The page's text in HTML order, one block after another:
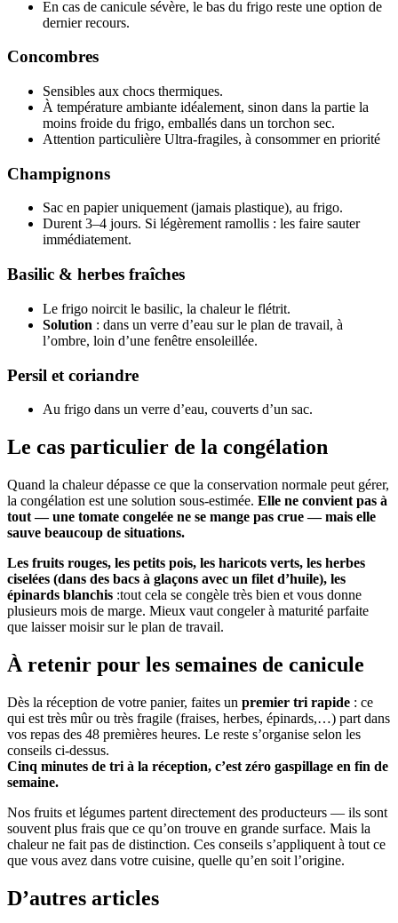
En cas de canicule sévère, le bas du frigo reste une option de
dernier recours.
Concombres
Sensibles aux chocs thermiques.
À température ambiante idéalement, sinon dans la partie la
moins froide du frigo, emballés dans un torchon sec.
Attention particulière Ultra-fragiles, à consommer en priorité
Champignons
Sac en papier uniquement (jamais plastique), au frigo.
Durent 3–4 jours. Si légèrement ramollis : les faire sauter
immédiatement.
Basilic & herbes fraîches
Le frigo noircit le basilic, la chaleur le flétrit.
Solution : dans un verre d’eau sur le plan de travail, à
l’ombre, loin d’une fenêtre ensoleillée.
Persil et coriandre
Au frigo dans un verre d’eau, couverts d’un sac.
Le cas particulier de la congélation
Quand la chaleur dépasse ce que la conservation normale peut gérer,
la congélation est une solution sous-estimée. Elle ne convient pas à
tout — une tomate congelée ne se mange pas crue — mais elle
sauve beaucoup de situations.
Les fruits rouges, les petits pois, les haricots verts, les herbes
ciselées (dans des bacs à glaçons avec un filet d’huile), les
épinards blanchis :tout cela se congèle très bien et vous donne
plusieurs mois de marge. Mieux vaut congeler à maturité parfaite
que laisser moisir sur le plan de travail.
À retenir pour les semaines de canicule
Dès la réception de votre panier, faites un premier tri rapide : ce
qui est très mûr ou très fragile (fraises, herbes, épinards,…) part dans
vos repas des 48 premières heures. Le reste s’organise selon les
conseils ci-dessus.
Cinq minutes de tri à la réception, c’est zéro gaspillage en fin de
semaine.
Nos fruits et légumes partent directement des producteurs — ils sont
souvent plus frais que ce qu’on trouve en grande surface. Mais la
chaleur ne fait pas de distinction. Ces conseils s’appliquent à tout ce
que vous avez dans votre cuisine, quelle qu’en soit l’origine.
D’autres articles